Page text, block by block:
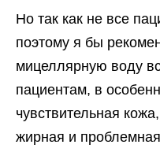
Но так как не все
поэтому я бы
мицеллярную воду
пациентам, в
чувствительная
жирная и